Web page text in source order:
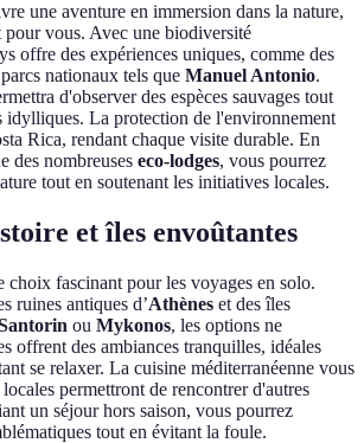
une aventure en immersion dans la nature,
pour vous. Avec une biodiversité
offre des expériences uniques, comme des
nationaux tels que Manuel Antonio.
d'observer des espèces sauvages tout
idylliques. La protection de l'environnement
Rica, rendant chaque visite durable. En
des nombreuses eco-lodges, vous pourrez
tout en soutenant les initiatives locales.
et îles envoûtantes
choix fascinant pour les voyages en solo.
ruines antiques d’Athènes et des îles
ou Mykonos, les options ne
offrent des ambiances tranquilles, idéales
se relaxer. La cuisine méditerranéenne vous
permettront de rencontrer d'autres
un séjour hors saison, vous pourrez
tout en évitant la foule.